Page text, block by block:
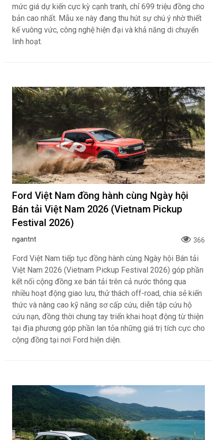
mức giá dự kiến cực kỳ cạnh tranh, chỉ 699 triệu đồng cho
bản cao nhất. Mẫu xe này đang thu hút sự chú ý nhờ thiết
kế vuông vức, công nghệ hiện đại và khả năng di chuyển
linh hoạt.
Ford Việt Nam đồng hành cùng Ngày hội
Bán tải Việt Nam 2026 (Vietnam Pickup
Festival 2026)
ngantnt 366
Ford Việt Nam tiếp tục đồng hành cùng Ngày hội Bán tải
Việt Nam 2026 (Vietnam Pickup Festival 2026) góp phần
kết nối cộng đồng xe bán tải trên cả nước thông qua
nhiều hoạt động giao lưu, thử thách off-road, chia sẻ kiến
thức và nâng cao kỹ năng sơ cấp cứu, diễn tập cứu hộ
cứu nạn, đồng thời chung tay triển khai hoạt động từ thiện
tại địa phương góp phần lan tỏa những giá trị tích cực cho
cộng đồng tại nơi Ford hiện diện.